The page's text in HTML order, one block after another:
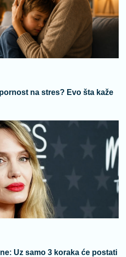
na stres? Evo šta kaže
Uz samo 3 koraka će postati